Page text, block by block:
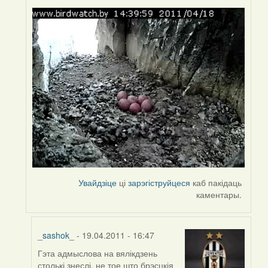
Увайдзіце цізарэгіструйцеся каб пакідаць
каментары.
_sashok_ - 19.04.2011 - 16:47
In
Гэта адмыслова на вялікдзень
столькі знеслі, не тое што брэсцкія